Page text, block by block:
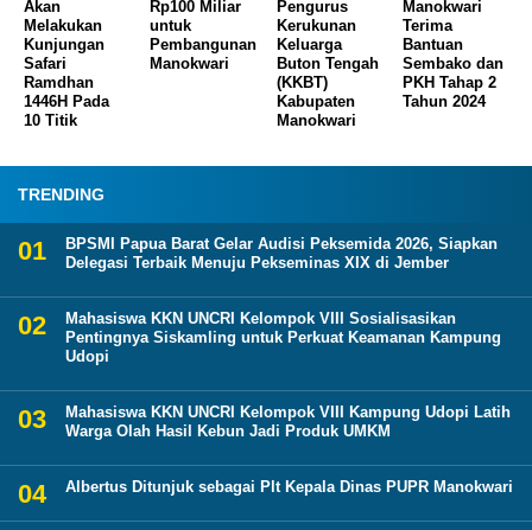
Akan
Melakukan
Kunjungan
Safari
Ramdhan
1446H Pada
10 Titik
Rp100 Miliar
untuk
Pembangunan
Manokwari
Pengurus
Kerukunan
Keluarga
Buton Tengah
(KKBT)
Kabupaten
Manokwari
Manokwari
Terima
Bantuan
Sembako dan
PKH Tahap 2
Tahun 2024
TRENDING
BPSMI Papua Barat Gelar Audisi Peksemida 2026, Siapkan
Delegasi Terbaik Menuju Pekseminas XIX di Jember
Mahasiswa KKN UNCRI Kelompok VIII Sosialisasikan
Pentingnya Siskamling untuk Perkuat Keamanan Kampung
Udopi
Mahasiswa KKN UNCRI Kelompok VIII Kampung Udopi Latih
Warga Olah Hasil Kebun Jadi Produk UMKM
Albertus Ditunjuk sebagai Plt Kepala Dinas PUPR Manokwari